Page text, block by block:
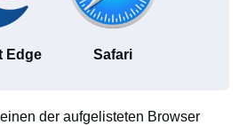
Edge Safari
der aufgelisteten Browser